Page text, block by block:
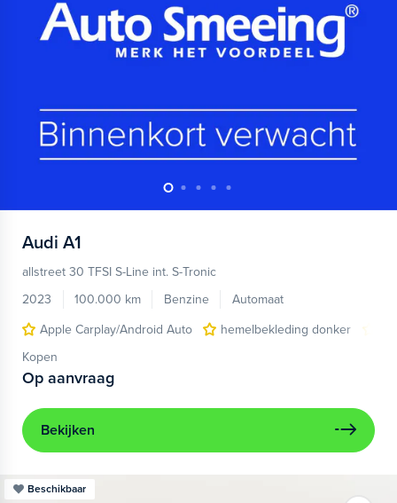
Audi A1
allstreet 30 TFSI S-Line int. S-Tronic
2023
100.000 km Benzine
Automaat
Apple Carplay/Android Auto
hemelbekleding donker
Kopen
Op aanvraag
Bekijken
Beschikbaar